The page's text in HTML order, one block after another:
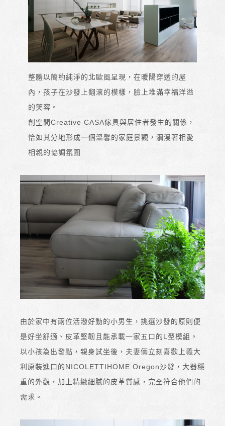
整體以簡約純淨的北歐風呈現，在暖陽穿透的屋
內，孩子在沙發上翻滾的模樣，臉上堆滿幸福洋溢
的笑容。
創空間Creative CASA傢具與居住者發生的關係，
恰如其分地形成一個溫馨的家庭景觀，瀰漫著相愛
相親的協調氛圍
由於家中有兩位活潑好動的小男生，挑選沙發的原則便
是好坐舒適、皮革堅韌且能承載一家五口的L型模組。
以小孩為出發點，親身試坐後，夫妻倆立刻喜歡上義大
利原裝進口的NICOLETTIHOME Oregon沙發，大器穩
重的外觀，加上精緻細膩的皮革質感，完全符合他們的
需求。